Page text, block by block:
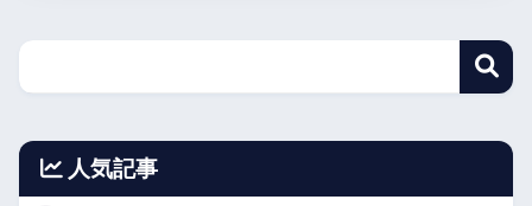
人気記事